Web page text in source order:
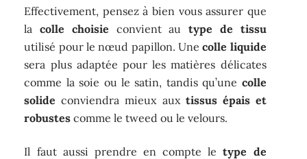
Effectivement, pensez à bien vous assurer que
lacolle choisie convient autype de tissu
utilisé pour le nœud papillon. Unecolle liquide
sera plus adaptée pour les matières délicates
comme la soie ou le satin, tandis qu’une colle
solide conviendra mieux aux tissus épais et
robustes comme le tweed ou le velours.
Il faut aussi prendre en compte letype de